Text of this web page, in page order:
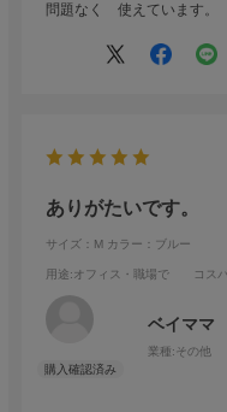
問題なく 使えています。
ありがたいです。
サイズ：M カラー：ブルー
用途:オフィス・職場で コスパ
ベイママ
業種: その他